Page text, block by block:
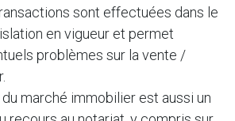
sont effectuées dans le
en vigueur et permet
problèmes sur la vente /
marché immobilier est aussi un